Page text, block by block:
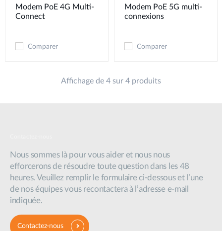
Modem PoE 4G Multi-
Connect
Comparer
Modem PoE 5G multi-
connexions
Comparer
Affichage de 4 sur 4 produits
Nous sommes là pour vous aider et nous nous
efforcerons de résoudre toute question dans les 48
heures. Veuillez remplir le formulaire ci-dessous et l’une
de nos équipes vous recontactera à l’adresse e-mail
indiquée.
Contactez-nous